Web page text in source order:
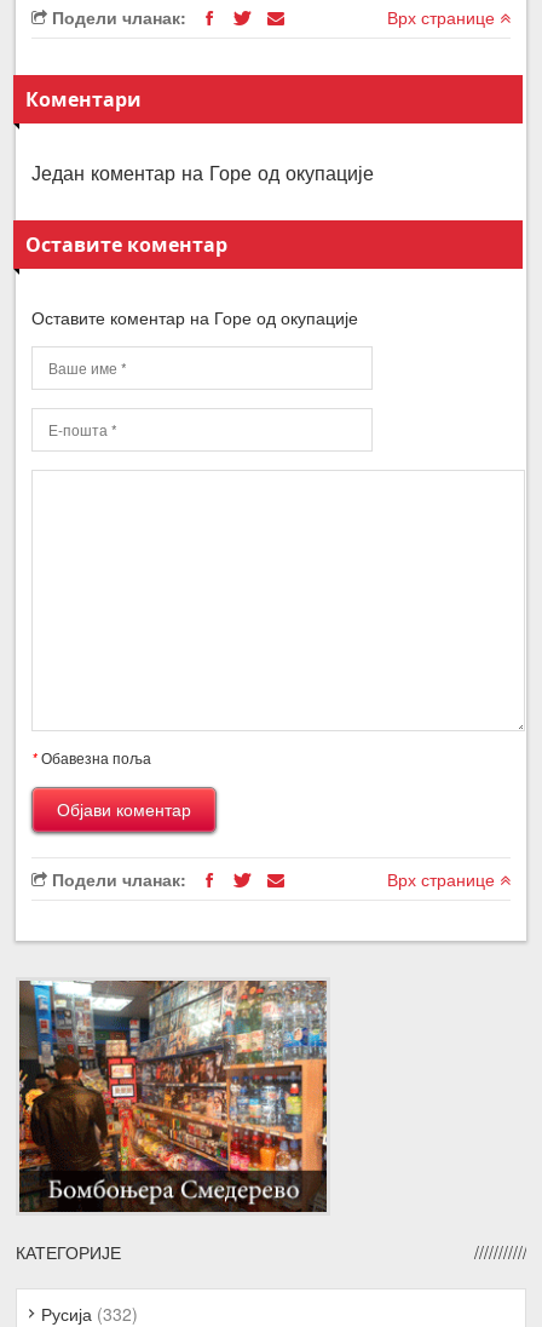
Подели чланак: Врх странице
Коментари
Један коментар на Горе од окупације
Оставите коментар
Оставите коментар на Горе од окупације
*Обавезна поља
Подели чланак: Врх странице
КАТЕГОРИЈЕ
Русија (332)